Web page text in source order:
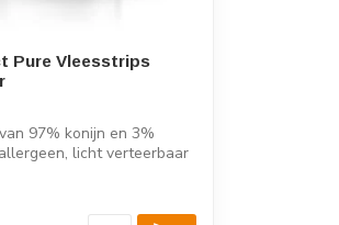
Pure Vleesstrips
97% konijn en 3%
licht verteerbaar